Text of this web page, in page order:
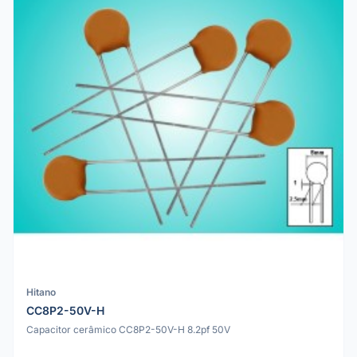
Hitano
CC8P2-50V-H
Capacitor cerâmico CC8P2-50V-H 8.2pf 50V